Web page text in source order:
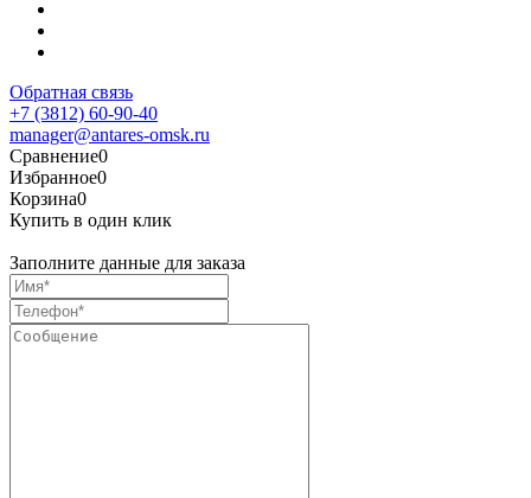
Обратная связь
+7 (3812) 60-90-40
manager@antares-omsk.ru
Сравнение0
Избранное0
Корзина0
Купить в один клик
Заполните данные для заказа